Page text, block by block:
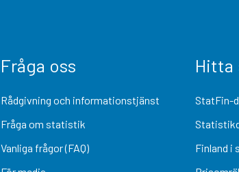
Fråga oss
Rådgivning och informationstjänst
Fråga om statistik
Vanliga frågor (FAQ)
Hitta
StatFin-
Finland i